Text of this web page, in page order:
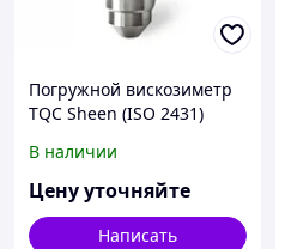
Погружной вискозиметр
TQC Sheen (ISO 2431)
В наличии
Цену уточняйте
Написать